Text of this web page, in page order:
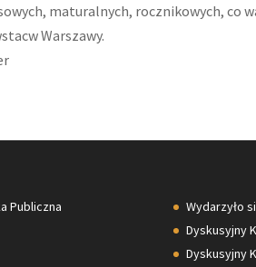
maturalnych, rocznikowych, co
Warszawy.
Publiczna
Wydarzyło
Dyskusyjny
Dyskusyjny